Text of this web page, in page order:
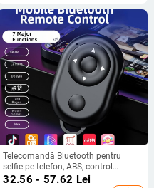
Telecomandă Bluetooth pentru
selfie pe telefon, ABS, control
wireless al camerei, Bluetooth 4.0,
32.56 - 57.62 Lei